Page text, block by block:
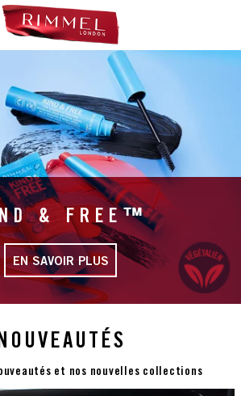
LONDON
& FREE™
EN SAVOIR PLUS
et nos nouvelles collections